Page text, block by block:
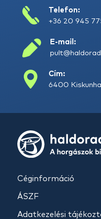
Telefon:
+36 20 945
E-mail:
Cím:
6400
Céginformáció
ÁSZF
Adatkezelési